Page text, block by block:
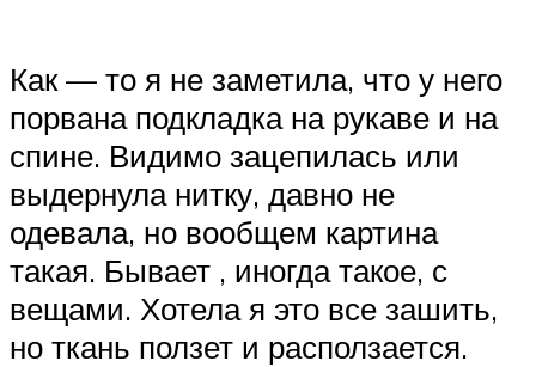
Как — то я не заметила, что у него
порвана подкладка на рукаве и на
спине. Видимо зацепилась или
выдернула нитку, давно не
одевала, но вообщем картина
такая. Бывает , иногда такое, с
вещами. Хотела я это все зашить,
но ткань ползет и расползается.